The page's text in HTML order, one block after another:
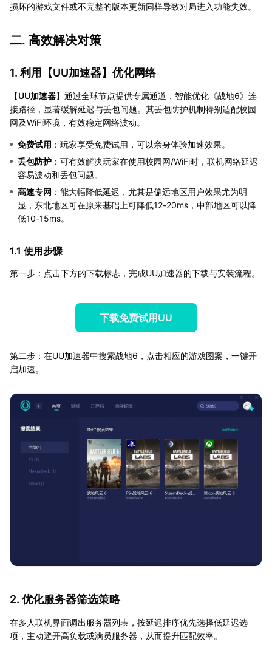
损坏的游戏文件或不完整的版本更新同样导致对局进入功能失效。
二. 高效解决对策
1. 利用【UU加速器】优化网络
【UU加速器】通过全球节点提供专属通道，智能优化《战地6》连
接路径，显著缓解延迟与丢包问题。其丢包防护机制特别适配校园
网及WiFi环境，有效稳定网络波动。
免费试用 ：玩家享受免费试用，可以亲身体验加速效果。
丢包防护 ：可有效解决玩家在使用校园网/WiFi时，联机网络延迟
容易波动和丢包问题。
高速专网 ：能大幅降低延迟，尤其是偏远地区用户效果尤为明
显，东北地区可在原来基础上可降低12-20ms，中部地区可以降
低10-15ms。
1.1 使用步骤
第一步：点击下方的下载标志，完成UU加速器的下载与安装流程。
下载免费试用UU
第二步：在UU加速器中搜索战地6，点击相应的游戏图案，一键开
启加速。
2. 优化服务器筛选策略
在多人联机界面调出服务器列表，按延迟排序优先选择低延迟选
项，主动避开高负载或满员服务器，从而提升匹配效率。